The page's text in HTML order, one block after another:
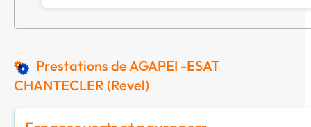
Prestations de AGAPEI -ESAT
CHANTECLER (Revel)